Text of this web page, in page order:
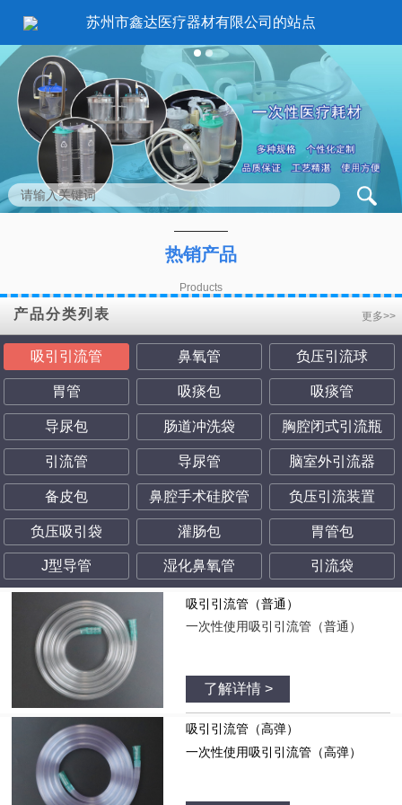
苏州市鑫达医疗器材有限公司的站点
热销产品
Products
产品分类列表 更多>>
吸引引流管 鼻氧管 负压引流球
胃管 吸痰包 吸痰管
导尿包 肠道冲洗袋 胸腔闭式引流瓶
引流管 导尿管 脑室外引流器
备皮包 鼻腔手术硅胶管 负压引流装置
负压吸引袋 灌肠包 胃管包
J型导管 湿化鼻氧管 引流袋
吸引引流管（普通）
一次性使用吸引引流管（普通）
了解详情 >
吸引引流管（高弹）
一次性使用吸引引流管（高弹）